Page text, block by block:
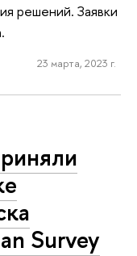
решений. Заявки
23 марта, 2023 г.
Survey